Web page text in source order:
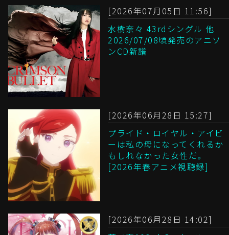
[2026年07月05日 11:56]
水樹奈々 43rdシングル 他
2026/07/08頃発売のアニソ
ンCD新譜
[2026年06月28日 15:27]
プライド・ロイヤル・アイビ
ーは私の母になってくれるか
もしれなかった女性だ。
[2026年春アニメ視聴録]
[2026年06月28日 14:02]